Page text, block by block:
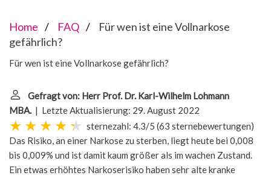
Home FAQ
Für wen ist eine Vollnarkose
gefährlich?
Für wen ist eine Vollnarkose gefährlich?
Gefragt von: Herr Prof. Dr. Karl-Wilhelm Lohmann
MBA. | Letzte Aktualisierung: 29. August 2022
sternezahl: 4.3/5 (63 sternebewertungen)
Das Risiko, an einer Narkose zu sterben, liegt heute bei 0,008
bis 0,009% und ist damit kaum größer als im wachen Zustand.
Ein etwas erhöhtes Narkoserisiko haben sehr alte kranke